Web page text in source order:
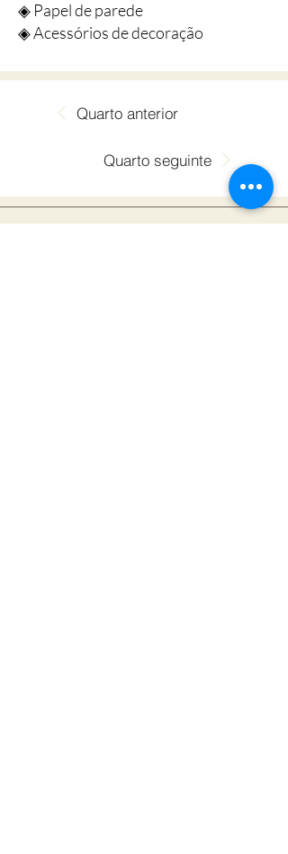
◈ Papel de parede
◈ Acessórios de decoração
Quarto anterior
Quarto seguinte